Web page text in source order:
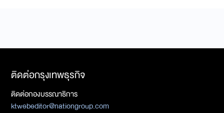
ติดต่อกรุงเทพธุรกิจ
ติดต่อกองบรรณาธิการ
ktwebeditor@nationgroup.com